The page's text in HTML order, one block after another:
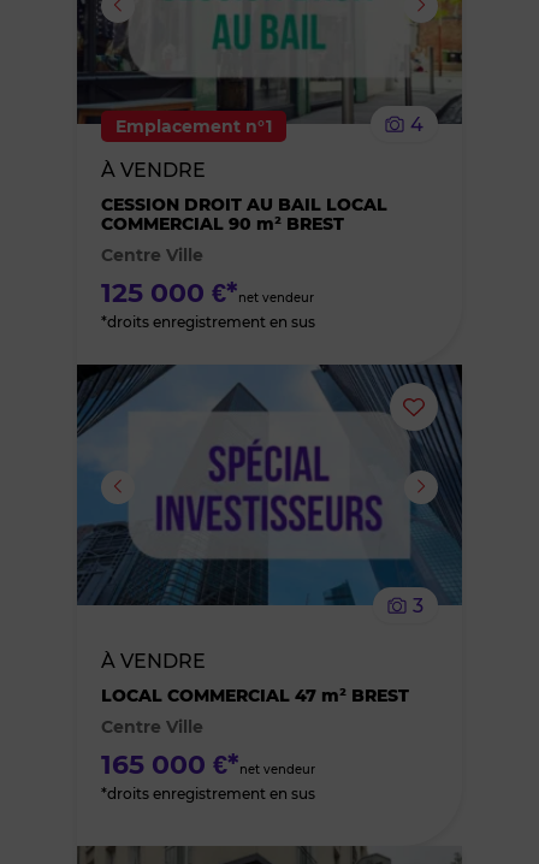
le
Emplacement n°1
4
À VENDRE
CESSION DROIT AU BAIL LOCAL
COMMERCIAL 90 m² BREST
Centre Ville
125 000 €*net vendeur
*droits enregistrement en sus
Ajouter
ou
supprimer
3
À VENDRE
LOCAL COMMERCIAL 47 m² BREST
Centre Ville
165 000 €*net vendeur
*droits enregistrement en sus